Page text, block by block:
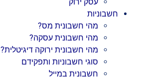
חשבוניות
מהי חשבונית מס?
מהי חשבונית עסקה?
מהי חשבונית ירוקה דיגיטלית?
סוגי חשבוניות ותפקידם
חשבונית במייל